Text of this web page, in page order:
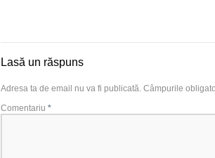
Lasă un răspuns
Adresa ta de email nu va fi publicată. Câmpurile
Comentariu *